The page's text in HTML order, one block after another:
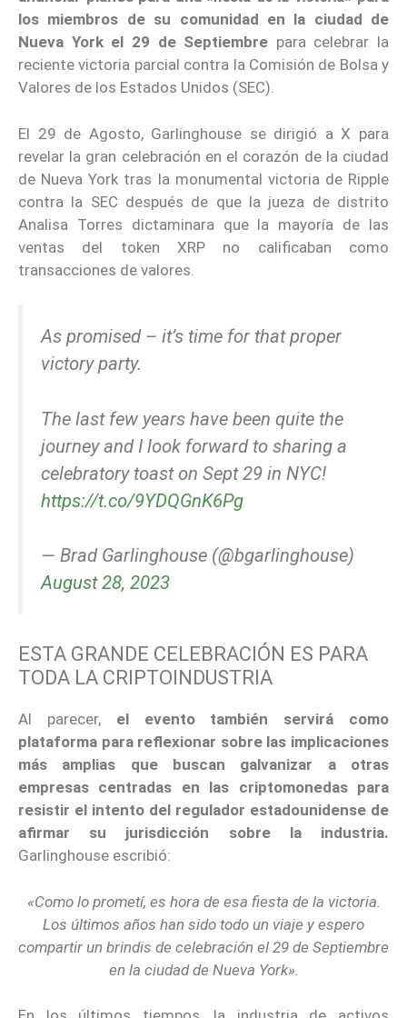
los miembros de su comunidad en la ciudad de
Nueva York el 29 de Septiembre para celebrar la
reciente victoria parcial contra la Comisión de Bolsa y
Valores de los Estados Unidos (SEC).
El 29 de Agosto, Garlinghouse se dirigió a X para
revelar la gran celebración en el corazón de la ciudad
de Nueva York tras la monumental victoria de Ripple
contra la SEC después de que la jueza de distrito
Analisa Torres dictaminara que la mayoría de las
ventas del token XRP no calificaban como
transacciones de valores.
As promised – it’s time for that proper
victory party.
The last few years have been quite the
journey and I look forward to sharing a
celebratory toast on Sept 29 in NYC!
https://t.co/9YDQGnK6Pg
— Brad Garlinghouse (@bgarlinghouse)
August 28, 2023
ESTA GRANDE CELEBRACIÓN ES PARA
TODA LA CRIPTOINDUSTRIA
Al parecer, el evento también servirá como
plataforma para reflexionar sobre las implicaciones
más amplias que buscan galvanizar a otras
empresas centradas en las criptomonedas para
resistir el intento del regulador estadounidense de
afirmar su jurisdicción sobre la industria.
Garlinghouse escribió:
«Como lo prometí, es hora de esa fiesta de la victoria.
Los últimos años han sido todo un viaje y espero
compartir un brindis de celebración el 29 de Septiembre
en la ciudad de Nueva York».